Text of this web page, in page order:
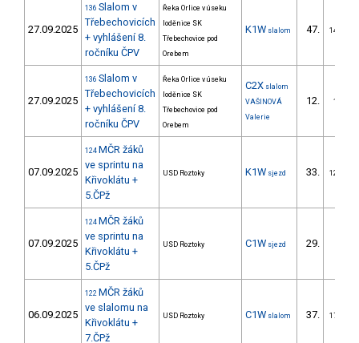
27.09.2025
136 Slalom v
Třebechovicích
+ vyhlášení 8.
ročníku ČPV
Řeka Orlice v úseku
loděnice SK
Třebechovice pod
Orebem
K1W slalom 47. 14/ZM
27.09.2025
136 Slalom v
Třebechovicích
+ vyhlášení 8.
ročníku ČPV
Řeka Orlice v úseku
loděnice SK
Třebechovice pod
Orebem
C2X slalom
VAŠINOVÁ
Valerie
12. 1/ZM
07.09.2025
124 MČR žáků
ve sprintu na
Křivoklátu +
5.ČPž
USD Roztoky K1W sjezd 33. 12/ZM
07.09.2025
124 MČR žáků
ve sprintu na
Křivoklátu +
5.ČPž
USD Roztoky C1W sjezd 29.
06.09.2025
122 MČR žáků
ve slalomu na
Křivoklátu +
7.ČPž
USD Roztoky C1W slalom 37. 17/ZM